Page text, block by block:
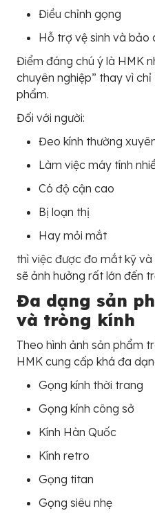
Điều chỉnh gọng
Hỗ trợ vệ sinh và bảo
Điểm đáng chú ý là HMK
chuyên nghiệp” thay vì
phẩm.
Đối với người:
Đeo kính thường
Làm việc máy tính
Có độ cận cao
Bị loạn thị
Hay mỏi mắt
thì việc được đo mắt kỹ
sẽ ảnh hưởng rất lớn đến
Đa dạng sản
và tròng kính
Theo hình ảnh sản phẩm
HMK cung cấp khá đa
Gọng kính thời trang
Gọng kính công sở
Kính Hàn Quốc
Kính retro
Gọng titan
Gọng siêu nhẹ